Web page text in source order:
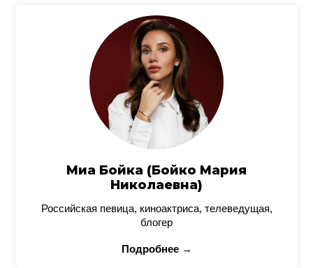
Миа Бойка (Бойко Мария
Николаевна)
Российская певица, киноактриса, телеведущая,
блогер
Подробнее →